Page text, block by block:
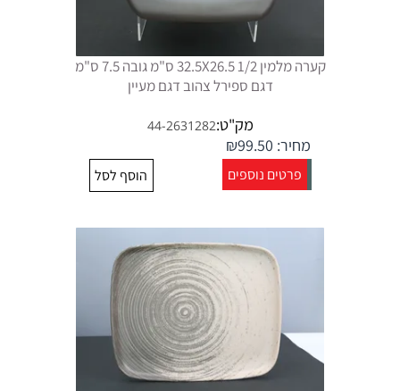
קערה מלמין 1/2 32.5X26.5 ס"מ גובה 7.5 ס"מ
דגם ספירל צהוב דגם מעיין
מק"ט:44-2631282
מחיר: ₪99.50
פרטים נוספים הוסף לסל